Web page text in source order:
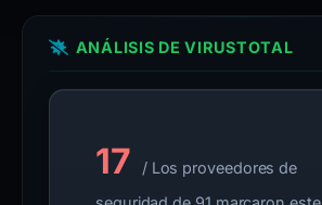
ANÁLISIS DE VIRUSTOTAL
17
/ Los proveedores de